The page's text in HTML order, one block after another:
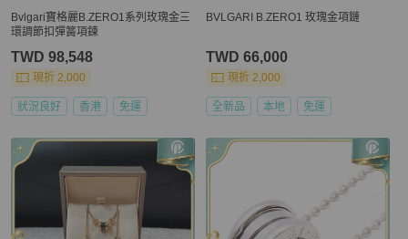
Bvlgari寶格麗B.ZERO1系列玫瑰金三
環調節扣彈簧項鍊
TWD 98,548
現折 2,000
狀況良好 香港 免運
BVLGARI B.ZERO1 玫瑰金項鏈
TWD 66,000
現折 2,000
全新品 本地 免運